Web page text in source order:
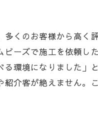
スの裏側
形にするデザイン力
えた最新デザイン
インのメリット
ら見るデザインの効果
み出す個性的な空間
くのお客様から高
ーズで施工を依頼
環境になりました
介客が絶えません。